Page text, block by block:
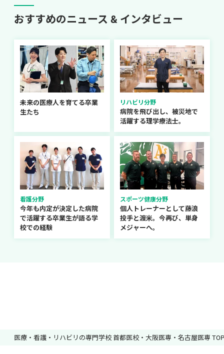
おすすめのニュース & インタビュー
未来の医療人を育てる卒業
生たち
リハビリ分野
病院を飛び出し、被災地で
活躍する理学療法士。
看護分野
今年も内定が決定した病院
で活躍する卒業生が語る学
校での経験
スポーツ健康分野
個人トレーナーとして藤浪
投手と渡米。今再び、単身
メジャーへ。
医療・看護・リハビリの専門学校 首都医校・大阪医専・名古屋医専 TOP